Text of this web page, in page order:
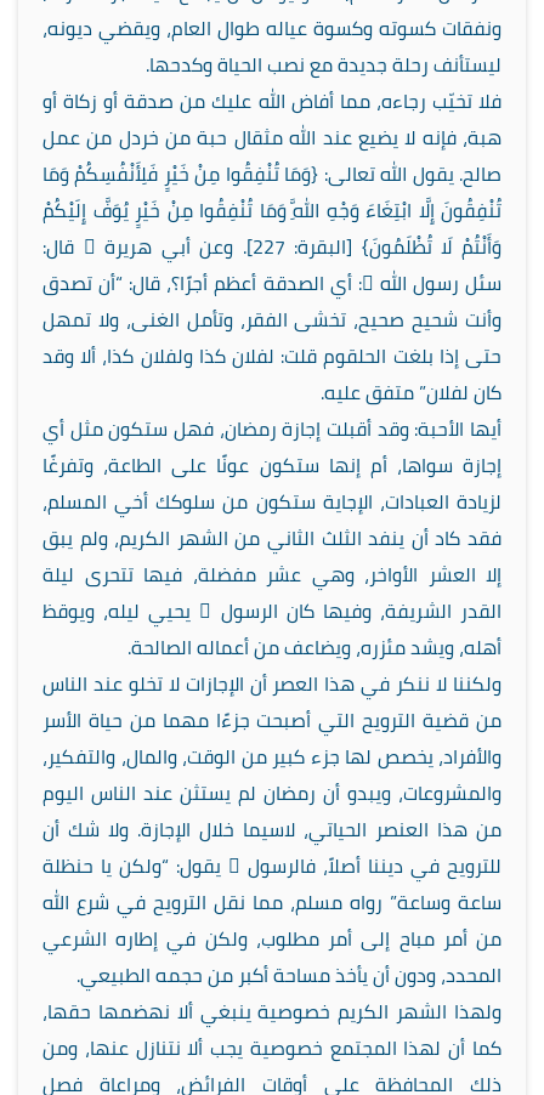
ونفقات كسوته وكسوة عياله طوال العام، ويقضي ديونه،
ليستأنف رحلة جديدة مع نصب الحياة وكدحها.
فلا تخيّب رجاءه، مما أفاض الله عليك من صدقة أو زكاة أو
هبة، فإنه لا يضيع عند الله مثقال حبة من خردل من عمل
صالح. يقول الله تعالى: {وَمَا تُنْفِقُوا مِنْ خَيْرٍ فَلِأَنْفُسِكُمْ وَمَا
تُنْفِقُونَ إِلَّا ابْتِغَاءَ وَجْهِ اللَّهِ وَمَا تُنْفِقُوا مِنْ خَيْرٍ يُوَفَّ إِلَيْكُمْ
وَأَنْتُمْ لَا تُظْلَمُونَ} [البقرة: 227]. وعن أبي هريرة  قال:
سئل رسول الله : أي الصدقة أعظم أجرًا؟، قال: “أن تصدق
وأنت شحيح صحيح، تخشى الفقر، وتأمل الغنى، ولا تمهل
حتى إذا بلغت الحلقوم قلت: لفلان كذا ولفلان كذا، ألا وقد
كان لفلان” متفق عليه.
أيها الأحبة: وقد أقبلت إجازة رمضان، فهل ستكون مثل أي
إجازة سواها، أم إنها ستكون عونًا على الطاعة، وتفرغًا
لزيادة العبادات، الإجاية ستكون من سلوكك أخي المسلم،
فقد كاد أن ينفد الثلث الثاني من الشهر الكريم، ولم يبق
إلا العشر الأواخر، وهي عشر مفضلة، فيها تتحرى ليلة
القدر الشريفة، وفيها كان الرسول  يحيي ليله، ويوقظ
أهله، ويشد مئزره، ويضاعف من أعماله الصالحة.
ولكننا لا ننكر في هذا العصر أن الإجازات لا تخلو عند الناس
من قضية الترويح التي أصبحت جزءًا مهما من حياة الأسر
والأفراد، يخصص لها جزء كبير من الوقت، والمال، والتفكير،
والمشروعات، ويبدو أن رمضان لم يستثن عند الناس اليوم
من هذا العنصر الحياتي، لاسيما خلال الإجازة. ولا شك أن
للترويح في ديننا أصلاً، فالرسول  يقول: “ولكن يا حنظلة
ساعة وساعة” رواه مسلم، مما نقل الترويح في شرع الله
من أمر مباح إلى أمر مطلوب، ولكن في إطاره الشرعي
المحدد، ودون أن يأخذ مساحة أكبر من حجمه الطبيعي.
ولهذا الشهر الكريم خصوصية ينبغي ألا نهضمها حقها،
كما أن لهذا المجتمع خصوصية يجب ألا نتنازل عنها، ومن
ذلك المحافظة على أوقات الفرائض، ومراعاة فصل